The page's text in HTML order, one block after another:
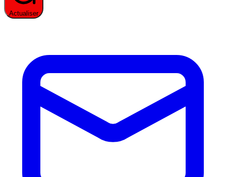
Actualiser